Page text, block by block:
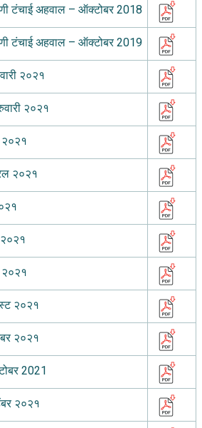
टंचाई अहवाल – ऑक्टोबर 2018
टंचाई अहवाल – ऑक्टोबर 2019
२०२१
२०२१
२०२१
२०२१
२०२१
२०२१
२०२१
2021
२०२१